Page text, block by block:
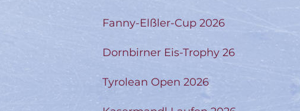
Fanny-Elßler-Cup 2026
Dornbirner Eis-Trophy 26
Tyrolean Open 2026